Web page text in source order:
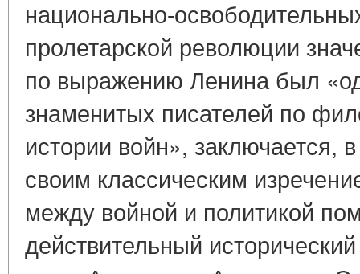
национально-
пролетарской революции
по выражению Ленина был
знаменитых писателей по
истории войн», заключается,
своим классическим
между войной и политикой
действительный